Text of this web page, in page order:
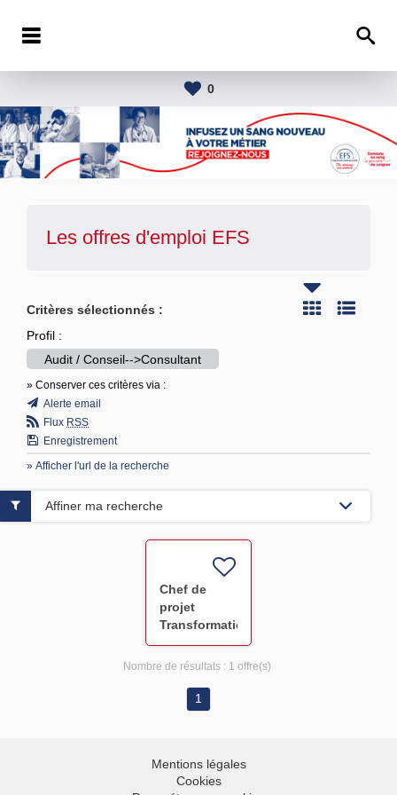
0
Les offres d'emploi EFS
Critères sélectionnés :
Profil :
Audit / Conseil-->Consultant
» Conserver ces critères via :
Alerte email
Flux RSS
Enregistrement
» Afficher l'url de la recherche
Chef de
projet
Transformation
F/H
Affiner ma recherche
Nombre de résultats : 1 offre(s)
1
Mentions légales
Cookies